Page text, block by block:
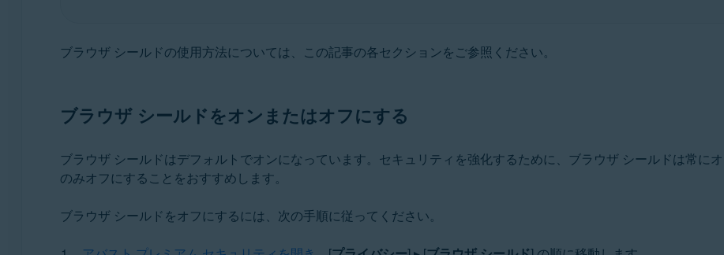
ブラウザ シールドの使用方法については、この記事の各セクションをご参照ください。
ブラウザ シールドをオンまたはオフにする
ブラウザ シールドはデフォルトでオンになっています。セキュリティを強化するために、ブラウザ シールドは常に
のみオフにすることをおすすめします。
ブラウザ シールドをオフにするには、次の手順に従ってください。